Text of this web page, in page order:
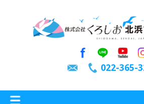
022-365-